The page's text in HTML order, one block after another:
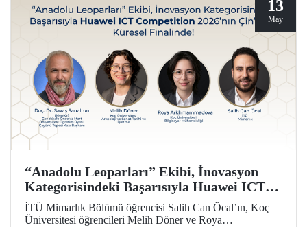
13
May
“Anadolu Leoparları” Ekibi, İnovasyon
Kategorisindeki Başarısıyla Huawei ICT
Competition 2026’nın Çin’deki Küresel
Finalinde!
İTÜ Mimarlık Bölümü öğrencisi Salih Can Öcal’ın, Koç
Üniversitesi öğrencileri Melih Döner ve Roya